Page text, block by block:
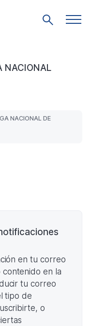
Mostrar
NACIONAL
NACIONAL DE
en tu correo
en la
tu correo
tipo de
o